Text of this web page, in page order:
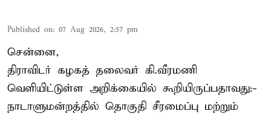
Published on: 07 Aug 2026, 2:57 pm
சென்னை,
திராவிடர் கழகத் தலைவர் கி.வீரமணி
வெளியிட்டுள்ள அறிக்கையில் கூறியிருப்பதாவது:-
நாடாளுமன்றத்தில் தொகுதி சீரமைப்பு மற்றும்